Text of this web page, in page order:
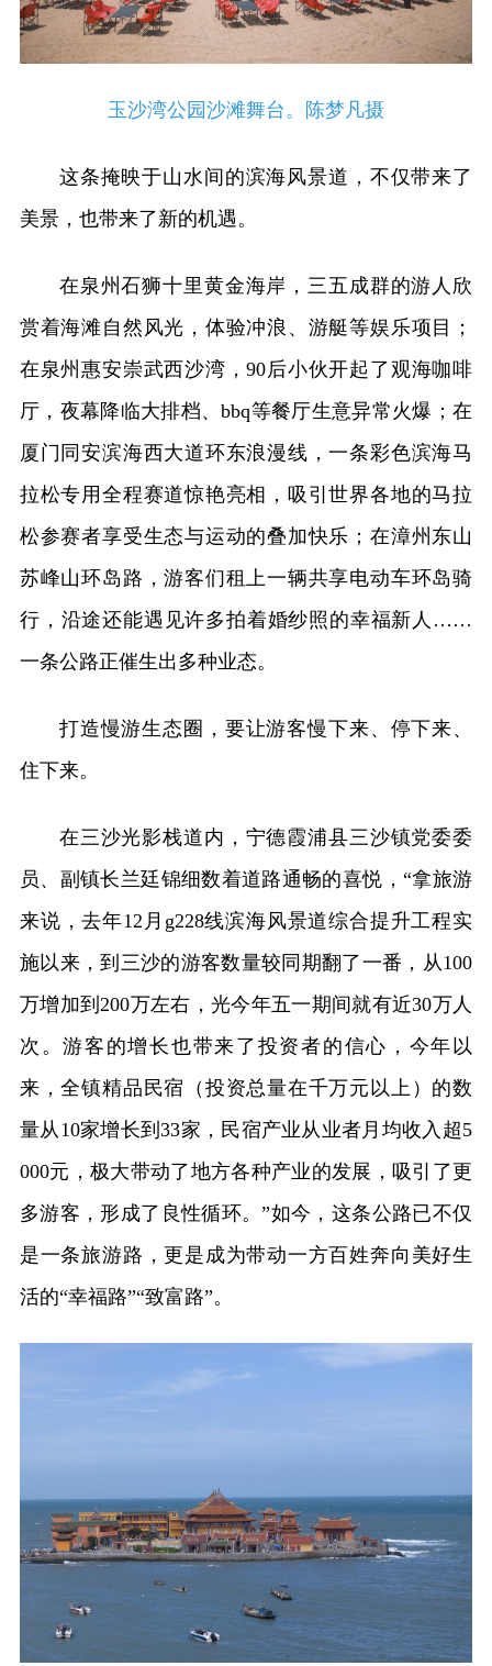
玉沙湾公园沙滩舞台。陈梦凡摄
这条掩映于山水间的滨海风景道，不仅带来了
美景，也带来了新的机遇。
在泉州石狮十里黄金海岸，三五成群的游人欣
赏着海滩自然风光，体验冲浪、游艇等娱乐项目；
在泉州惠安崇武西沙湾，90后小伙开起了观海咖啡
厅，夜幕降临大排档、bbq等餐厅生意异常火爆；在
厦门同安滨海西大道环东浪漫线，一条彩色滨海马
拉松专用全程赛道惊艳亮相，吸引世界各地的马拉
松参赛者享受生态与运动的叠加快乐；在漳州东山
苏峰山环岛路，游客们租上一辆共享电动车环岛骑
行，沿途还能遇见许多拍着婚纱照的幸福新人……
一条公路正催生出多种业态。
打造慢游生态圈，要让游客慢下来、停下来、
住下来。
在三沙光影栈道内，宁德霞浦县三沙镇党委委
员、副镇长兰廷锦细数着道路通畅的喜悦，“拿旅游
来说，去年12月g228线滨海风景道综合提升工程实
施以来，到三沙的游客数量较同期翻了一番，从100
万增加到200万左右，光今年五一期间就有近30万人
次。游客的增长也带来了投资者的信心，今年以
来，全镇精品民宿（投资总量在千万元以上）的数
量从10家增长到33家，民宿产业从业者月均收入超5
000元，极大带动了地方各种产业的发展，吸引了更
多游客，形成了良性循环。”如今，这条公路已不仅
是一条旅游路，更是成为带动一方百姓奔向美好生
活的“幸福路”“致富路”。